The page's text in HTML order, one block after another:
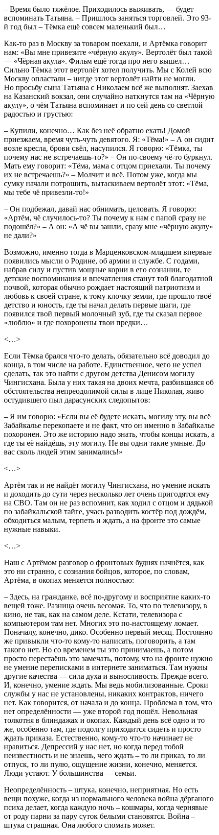
– Время было тяжёлое. Приходилось выживать, — будет
вспоминать Татьяна. – Пришлось заняться торговлей. Это 93-
й год был – Тёмка ещё совсем маленький был…
Как-то раз в Москву за товаром поехали, и Артёмка говорит
нам: «Вы мне привезите «чёрную акулу». Вертолёт был такой
— «Чёрная акула». Фильм ещё тогда про него вышел…
Сильно Тёмка этот вертолёт хотел получить. Мы с Колей всю
Москву опластали – нигде этот вертолёт найти не могли.
Но просьбу сына Татьяна с Николаем всё же выполнят. Заехав
на Казанский вокзал, они случайно наткнутся там на «Чёрную
акулу», о чём Татьяна вспоминает и по сей день со светлой
радостью и грустью:
– Купили, конечно… Как без неё обратно ехать! Домой
приезжаем, время чуть-чуть девятого. Я: «Тёма!» – А он сидит
возле кресла, брови свёл, насупился. Я говорю: «Тёмка, ты
почему нас не встречаешь-то?» – Он по-своему чё-то буркнул.
Мать ему говорит: «Тёма, мама с отцом приехали. Ты почему
их не встречаешь?» – Молчит и всё. Потом уже, когда мы
сумку начали потрошить, вытаскиваем вертолёт этот: «Тёма,
мы тебе чё привезли-то!»
– Он подбежал, давай нас обнимать, целовать. Я говорю:
«Артём, чё случилось-то? Ты почему к нам с папой сразу не
подошёл?» – А он: «А чё вы зашли, сразу мне «чёрную акулу»
не дали?»
Возможно, именно тогда в Марценковском-младшем впервые
появились мысли о Родине, об армии и службе. С годами,
набрав силу и пустив мощные корни в его сознании, те
детские воспоминания и впечатления станут той благодатной
почвой, которая обычно рождает настоящий патриотизм и
любовь к своей стране, к тому клочку земли, где прошло твоё
детство и юность, где ты начал делать первые шаги, где
появился твой первый молочный зуб, где ты сказал первое
«люблю» и где похоронены твои предки…
<…>
Если Тёмка брался что-то делать, обязательно всё доводил до
конца, в том числе на работе. Единственное, чего не успел
сделать, так это найти с другом детства Денисом могилу
Чингисхана. Была у них такая на двоих мечта, разбившаяся об
обстоятельства непреодолимой силы в лице Николая, живо
остудившего пыл дарасунских следопытов:
– Я им говорю: «Если вы её будете искать, могилу эту, вы всё
Забайкалье перекопаете и не факт, что он именно в Забайкалье
похоронен. Это же историю надо знать, чтобы концы искать, а
где ты её найдёшь, эту могилу. Не вы одни такие умные. До
вас сколь людей этим занимались!»
<…>
Артём так и не найдёт могилу Чингисхана, но умение искать
и доходить до сути через несколько лет очень пригодятся ему
на СВО. Там он не раз вспомнит, как ходил с отцом и дядькой
по забайкальской тайге, учась разводить костёр под дождём,
обходиться малым, терпеть и ждать, а на фронте это самые
нужные навыки.
<…>
Наш с Артёмом разговор о фронтовых буднях начнётся, как
это ни странно, с сознания бойцов, которое, по словам,
Артёма, в окопах меняется полностью:
– Здесь, на гражданке, всё по-другому и восприятие каких-то
вещей тоже. Разница очень весомая. То, что по телевизору, в
кино, не так, как на самом деле. Кстати, телевизора с
компьютером там нет. Многих это по-настоящему ломает.
Поначалу, конечно, дико. Особенно первый месяц. Постоянно
же привыкли что-то кому-то написать, поговорить, а там
такого нет. Но со временем ты это принимаешь, а потом
просто перестаёшь это замечать, потому, что на фронте нужно
не умение переписками в интернете заниматься. Там нужны
другие качества — сила духа и выносливость. Прежде всего.
И, конечно, умение ждать. Мы ведь мобилизованные. Сроки
службы у нас не установлены, никаких контрактов, ничего
нет. Как говорится, от начала и до конца. Проблема в том, что
нет определённости — уже второй год пошёл. Невольная
толкотня в блиндажах и окопах. Каждый день всё одно и то
же, особенно там, где подолгу приходится сидеть и просто
ждать приказа. Естественно, кому-то что-то начинает не
нравиться. Депрессий у нас нет, но когда перед тобой
неизвестность и не знаешь, чего ждать – то ли приказ, то ли
отпуск, то ли пулю, ощущение жизни, конечно, меняется.
Люди устают. У большинства — семьи.
Неопределённость – штука, конечно, неприятная. Но есть
вещи похуже, когда из нормального человека война дёрганого
психа делает, когда каждую ночь – кошмары, когда чернявые
от роду парни за пару суток белыми становятся. Война –
штука страшная. Она любого сломать может.